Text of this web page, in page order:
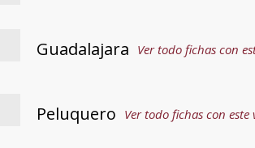
Guadalajara Ver todo fichas con
Peluquero Ver todo fichas con este